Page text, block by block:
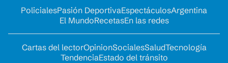
PolicialesPasión DeportivaEspectáculosArgentina
El MundoRecetasEn las redes
Cartas del lectorOpinionSocialesSaludTecnología
TendenciaEstado del tránsito